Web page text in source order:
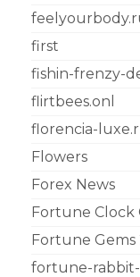
first
fishin-frenzy-
flirtbees.onl
florencia-
Flowers
Forex News
Fortune Clock
Fortune Gems
fortune-